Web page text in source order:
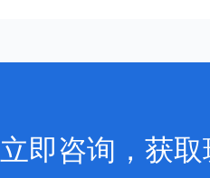
立即咨询，获